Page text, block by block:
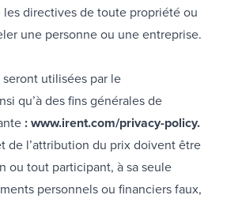
directives de toute propriété ou
une personne ou une entreprise.
utilisées par le
qu’à des fins générales de
:www.irent.com/privacy-policy.
de l’attribution du prix doivent être
ou tout participant, à sa seule
personnels ou financiers faux,